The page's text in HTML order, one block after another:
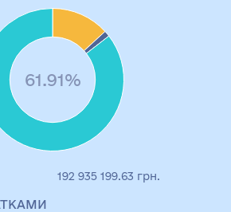
61.91%
192 935 199.63 грн.